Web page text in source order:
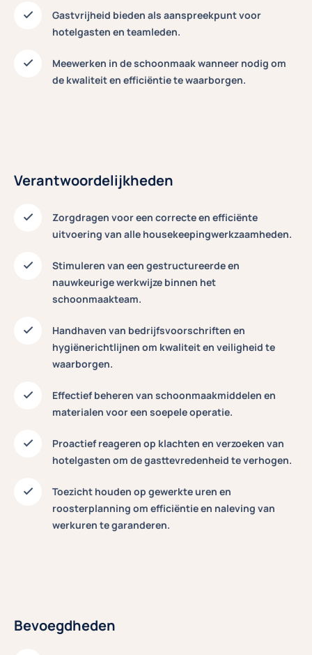
Gastvrijheid bieden als aanspreekpunt voor
hotelgasten en teamleden.
Meewerken in de schoonmaakwanneer nodig om
de kwaliteit en efficiëntie te waarborgen.
Verantwoordelijkheden
Zorgdragen voor een correcte en efficiënte
uitvoering van alle housekeepingwerkzaamheden.
Stimuleren van een gestructureerde en
nauwkeurige werkwijze binnen het
schoonmaakteam.
Handhaven van bedrijfsvoorschriften en
hygiënerichtlijnen om kwaliteit en veiligheid te
waarborgen.
Effectief beheren van schoonmaakmiddelen en
materialen voor een soepele operatie.
Proactief reageren op klachten en verzoeken van
hotelgasten om de gasttevredenheid te verhogen.
Toezicht houden op gewerkte uren en
roosterplanning om efficiëntie en naleving van
werkuren te garanderen.
Bevoegdheden